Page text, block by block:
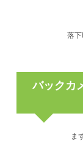
落下
バックカ
ま